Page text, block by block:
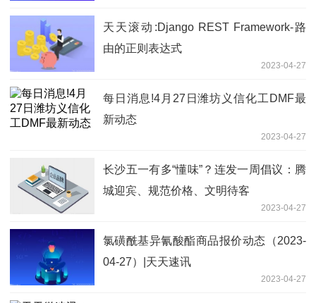
天天滚动:Django REST Framework-路
由的正则表达式
2023-04-27
每日消息!4月27日潍坊义信化工DMF最
新动态
2023-04-27
长沙五一有多“懂味”？连发一周倡议：腾
城迎宾、规范价格、文明待客
2023-04-27
氯磺酰基异氰酸酯商品报价动态（2023-
04-27）|天天速讯
2023-04-27